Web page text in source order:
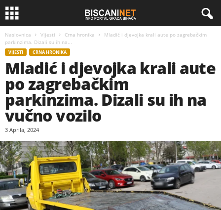
Naslovnica Vijesti Crna hronika
Mladić i djevojka krali aute po zagrebačkim
parkinzima. Dizali su ih na...
VIJESTI CRNA HRONIKA
Mladić i djevojka krali aute
po zagrebačkim
parkinzima. Dizali su ih na
vučno vozilo
3 Aprila, 2024